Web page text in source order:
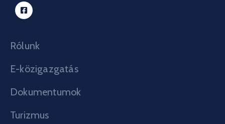
Rólunk
E-közigazgatás
Dokumentumok
Turizmus